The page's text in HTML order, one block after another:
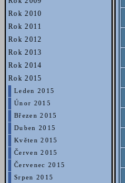
Rok 2010
Rok 2011
Rok 2012
Rok 2013
Rok 2014
Rok 2015
Leden 2015
Únor 2015
Březen 2015
Duben 2015
Květen 2015
Červen 2015
Červenec 2015
Srpen 2015